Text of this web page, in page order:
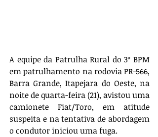
A equipe da Patrulha Rural do 3º BPM
em patrulhamento na rodovia PR-566,
Barra Grande, Itapejara do Oeste, na
noite de quarta-feira (21), avistou uma
camionete Fiat/Toro, em atitude
suspeita e na tentativa de abordagem
o condutor iniciou uma fuga.